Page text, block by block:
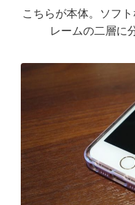
こちらが本体。ソフ
レームの二層に